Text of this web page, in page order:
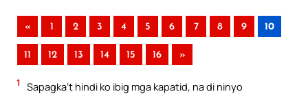
« 1 2 3 4 5 6 7 8 9 10
11 12 13 14 15 16 »
1
Sapagka’t hindi ko ibig mga kapatid, na di ninyo